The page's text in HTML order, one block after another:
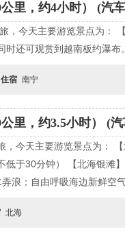
里，约4小时） (汽
，今天主要游览景点为：
时还可观赏到越南板约瀑
住宿 南宁
里，约3.5小时） (
，今天主要游览景点为：
于30分钟） 【北海银滩
浪；自由呼吸海边新鲜
北海